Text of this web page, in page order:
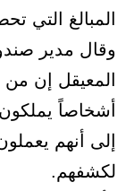
المبالغ التي
وقال مدير
المعيقل إن
أشخاصاً يملكون
إلى أنهم
لكشفهم.